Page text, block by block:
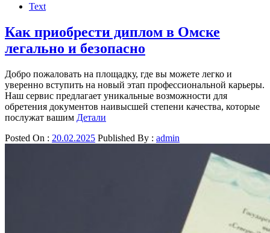
Text
Как приобрести диплом в Омске
легально и безопасно
Добро пожаловать на площадку, где вы можете легко и
уверенно вступить на новый этап профессиональной карьеры.
Наш сервис предлагает уникальные возможности для
обретения документов наивысшей степени качества, которые
послужат вашим Детали
Posted On : 20.02.2025 Published By : admin